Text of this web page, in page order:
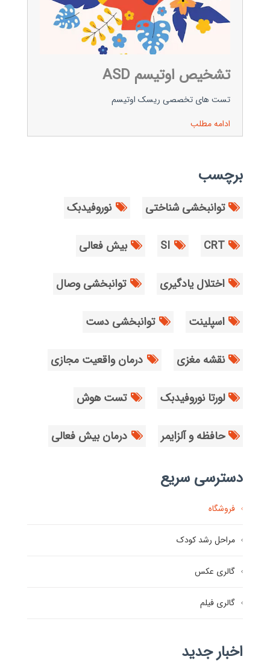
تشخیص اوتیسم ASD
تست های تخصصی ریسک اوتیسم
ادامه مطلب
برچسب
توانبخشی شناختی نوروفیدبک
CRT
SI بیش فعالی
اختلال یادگیری توانبخشی وصال
اسپلینت توانبخشی دست
نقشه مغزی درمان واقعیت مجازی
لورتا نوروفیدبک تست هوش
حافظه و آلزایمر درمان بیش فعالی
دسترسی سریع
فروشگاه
مراحل رشد کودک
گالری عکس
گالری فیلم
اخبار جدید